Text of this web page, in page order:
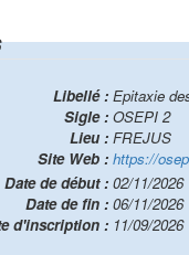
Libellé : Epitaxie
Sigle : OSEPI 2
Lieu : FREJUS
Site Web : https://
Date de début : 02/11/2026
Date de fin : 06/11/2026
d'inscription : 11/09/2026